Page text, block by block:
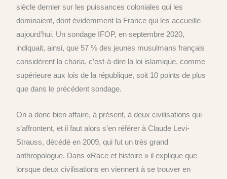
siècle dernier sur les puissances coloniales qui les
dominaient, dont évidemment la France qui les accueille
aujourd’hui. Un sondage IFOP, en septembre 2020,
indiquait, ainsi, que 57 % des jeunes musulmans français
considèrent la charia, c’est-à-dire la loi islamique, comme
supérieure aux lois de la république, soit 10 points de plus
que dans le précédent sondage.
On a donc bien affaire, à présent, à deux civilisations qui
s’affrontent, et il faut alors s’en référer à Claude Levi-
Strauss, décédé en 2009, qui fut un très grand
anthropologue. Dans «Race et histoire » il explique que
lorsque deux civilisations en viennent à se trouver en